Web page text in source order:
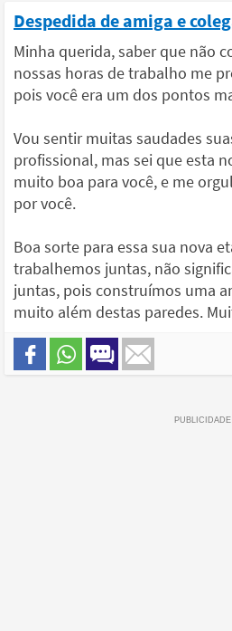
Despedida de amiga e
Minha querida, saber que não
nossas horas de trabalho me
pois você era um dos pontos
Vou sentir muitas saudades
profissional, mas sei que esta
muito boa para você, e me
por você.
Boa sorte para essa sua nova
trabalhemos juntas, não
juntas, pois construímos uma
muito além destas paredes.